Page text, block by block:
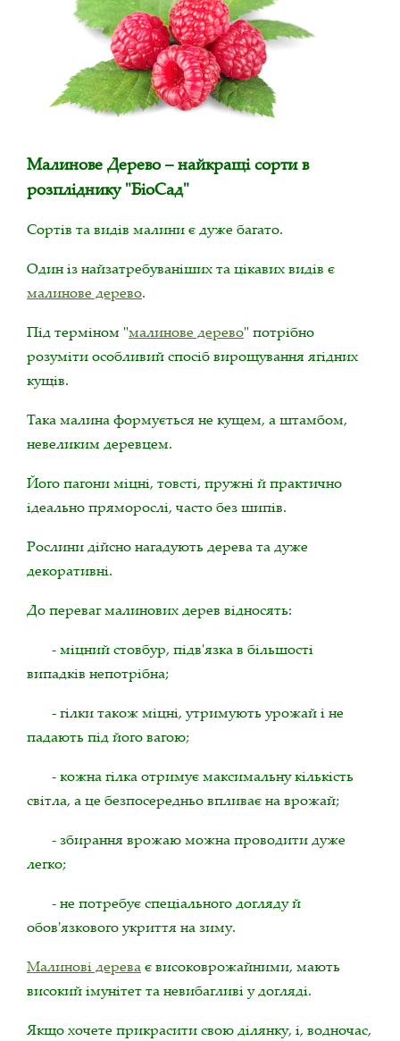
Малинове Дерево – найкращі сорти в
розпліднику "БіоСад"
Сортів та видів малини є дуже багато.
Один із найзатребуваніших та цікавих видів є
малинове дерево.
Під терміном "малинове дерево" потрібно
розуміти особливий спосіб вирощування ягідних
кущів.
Така малина формується не кущем, а штамбом,
невеликим деревцем.
Його пагони міцні, товсті, пружні й практично
ідеально пряморослі, часто без шипів.
Рослини дійсно нагадують дерева та дуже
декоративні.
До переваг малинових дерев відносять:
- міцний стовбур, підв'язка в більшості
випадків непотрібна;
- гілки також міцні, утримують урожай і не
падають під його вагою;
- кожна гілка отримує максимальну кількість
світла, а це безпосередньо впливає на врожай;
- збирання врожаю можна проводити дуже
легко;
- не потребує спеціального догляду й
обов'язкового укриття на зиму.
Малинові дереває високоврожайними, мають
високий імунітет та невибагливі у догляді.
Якщо хочете прикрасити свою ділянку, і, водночас,